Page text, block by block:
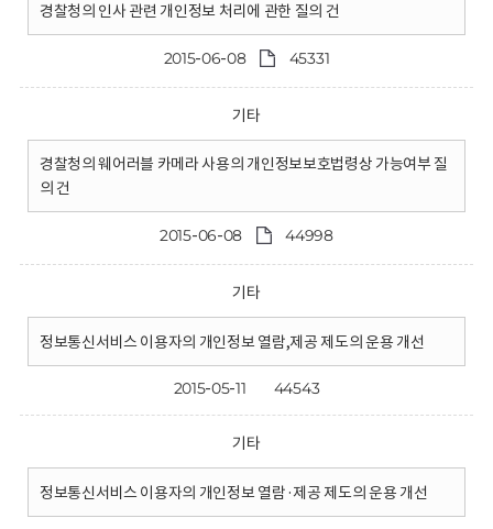
경찰청의 인사 관련 개인정보 처리에 관한 질의 건
2015-06-08 45331
기타
경찰청의 웨어러블 카메라 사용의 개인정보보호법령상 가능여부 질
의 건
2015-06-08 44998
기타
정보통신서비스 이용자의 개인정보 열람,제공 제도의 운용 개선
2015-05-11 44543
기타
정보통신서비스 이용자의 개인정보 열람·제공 제도의 운용 개선